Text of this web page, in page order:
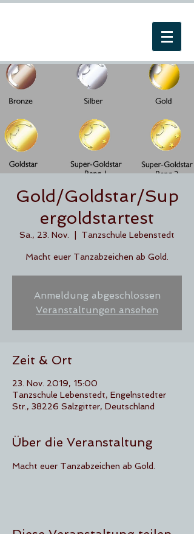
Gold/Goldstar/Sup
ergoldstartest
Sa., 23. Nov. Tanzschule Lebenstedt
Macht euer Tanzabzeichen ab Gold.
Anmeldung abgeschlossen
Veranstaltungen ansehen
Zeit & Ort
23. Nov. 2019, 15:00
Tanzschule Lebenstedt, Engelnstedter
Str., 38226 Salzgitter, Deutschland
Über die Veranstaltung
Macht euer Tanzabzeichen ab Gold.
Diese Veranstaltung teilen